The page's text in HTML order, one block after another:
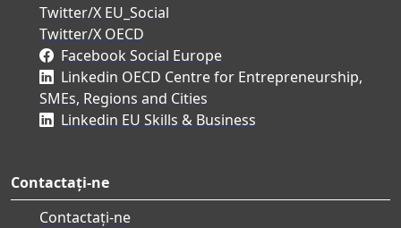
Twitter/X EU_Social
Twitter/X OECD
Facebook Social Europe
Linkedin OECD Centre for Entrepreneurship,
SMEs, Regions and Cities
Linkedin EU Skills & Business
Contactați-ne
Contactați-ne